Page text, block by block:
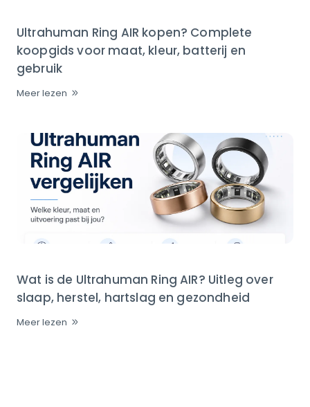
Ultrahuman Ring AIR kopen? Complete
koopgids voor maat, kleur, batterij en
gebruik
Meer lezen
Wat is de Ultrahuman Ring AIR? Uitleg over
slaap, herstel, hartslag en gezondheid
Meer lezen